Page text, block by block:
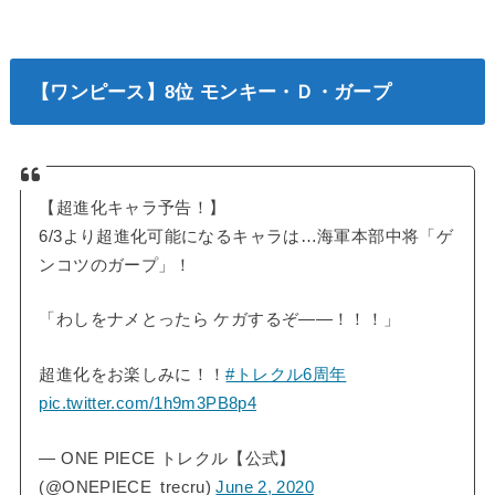
【ワンピース】8位 モンキー・Ｄ・ガープ
【超進化キャラ予告！】
6/3より超進化可能になるキャラは…海軍本部中将「ゲ
ンコツのガープ」！
「わしをナメとったら ケガするぞ――！！！」
超進化をお楽しみに！！#トレクル6周年
pic.twitter.com/1h9m3PB8p4
— ONE PIECE トレクル【公式】
(@ONEPIECE_trecru)June 2, 2020